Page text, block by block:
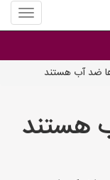
منوی
سایت
فروشی
ضد آب هستند
هستند